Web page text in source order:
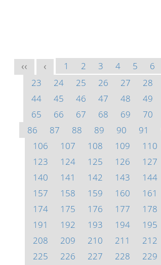
<< < 1 2 3 4 5 6
23
24 25 26 27 28
44
45 46 47 48 49
65
66 67 68 69 70
86
87 88 89 90 91
106
107 108 109 110
123
124 125 126 127
140
141 142 143 144
157
158 159 160 161
174
175 176 177 178
191
192 193 194 195
208
209 210 211 212
225
226 227 228 229